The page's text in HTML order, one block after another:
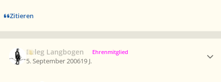
Zitieren
Beleg Langbogen Ehrenmitglied
5. September 200619 J.